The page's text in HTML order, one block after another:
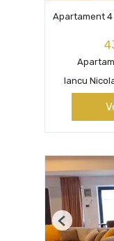
Apartament 4
Iancu
Previous